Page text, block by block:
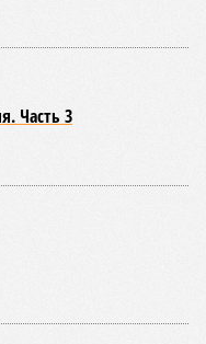
чего начинали
и российские песни.
«Седую ночь»? Ролик
Shazam Global Top
мол, смотрите,
отношение к
делают больше,
давно
ненавидят
чем умело